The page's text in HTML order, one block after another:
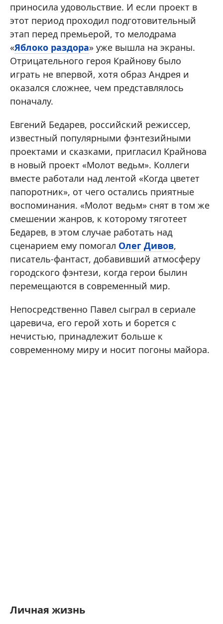
приносила удовольствие. И если проект в
этот период проходил подготовительный
этап перед премьерой, то мелодрама
«Яблоко раздора» уже вышла на экраны.
Отрицательного героя Крайнову было
играть не впервой, хотя образ Андрея и
оказался сложнее, чем представлялось
поначалу.
Евгений Бедарев, российский режиссер,
известный популярными фэнтезийными
проектами и сказками, пригласил Крайнова
в новый проект «Молот ведьм». Коллеги
вместе работали над лентой «Когда цветет
папоротник», от чего остались приятные
воспоминания. «Молот ведьм» снят в том же
смешении жанров, к которому тяготеет
Бедарев, в этом случае работать над
сценарием ему помогал Олег Дивов,
писатель-фантаст, добавивший атмосферу
городского фэнтези, когда герои былин
перемещаются в современный мир.
Непосредственно Павел сыграл в сериале
царевича, его герой хоть и борется с
нечистью, принадлежит больше к
современному миру и носит погоны майора.
Личная жизнь